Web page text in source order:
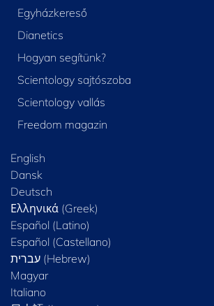
Egyházkereső
Dianetics
Hogyan segítünk?
Scientology sajtószoba
Scientology vallás
Freedom magazin
English
Dansk
Deutsch
Ελληνικά (Greek)
Español (Latino)
Español (Castellano)
Magyar
Italiano